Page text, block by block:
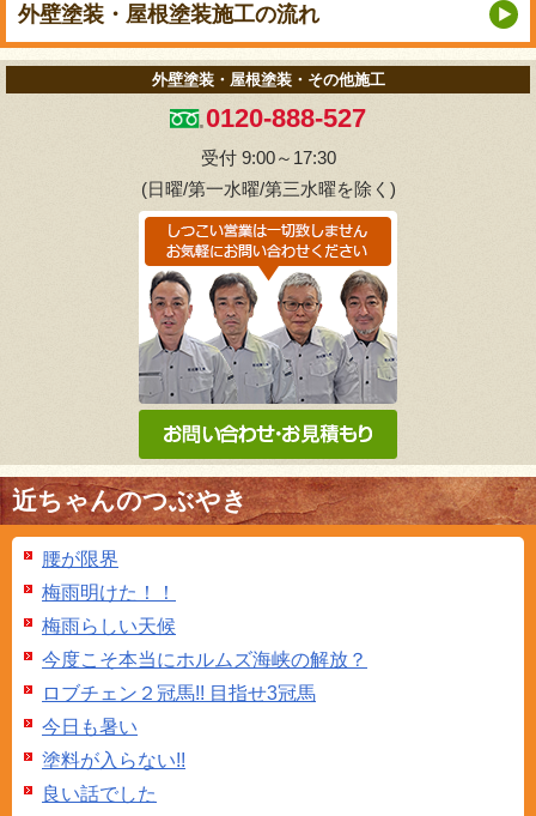
外壁塗装・屋根塗装施工の流れ
外壁塗装・屋根塗装・その他施工
0120-888-527
受付 9:00～17:30
(日曜/第一水曜/第三水曜を除く)
近ちゃんのつぶやき
腰が限界
梅雨明けた！！
梅雨らしい天候
今度こそ本当にホルムズ海峡の解放？
ロブチェン２冠馬!! 目指せ3冠馬
今日も暑い
塗料が入らない!!
良い話でした